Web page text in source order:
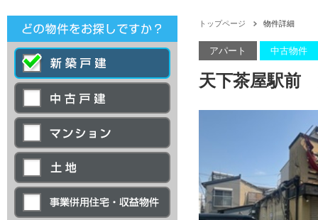
トップページ 物件詳細
アパート 中古物件
天下茶屋駅前